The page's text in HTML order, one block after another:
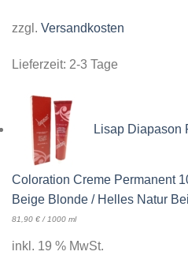
zzgl. Versandkosten
Lieferzeit: 2-3 Tage
Lisap Diapason
Coloration Creme Permanent
Beige Blonde / Helles Natur
81,90 € / 1000 ml
inkl. 19 % MwSt.